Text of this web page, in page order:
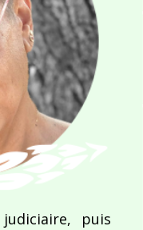
comme les
puis